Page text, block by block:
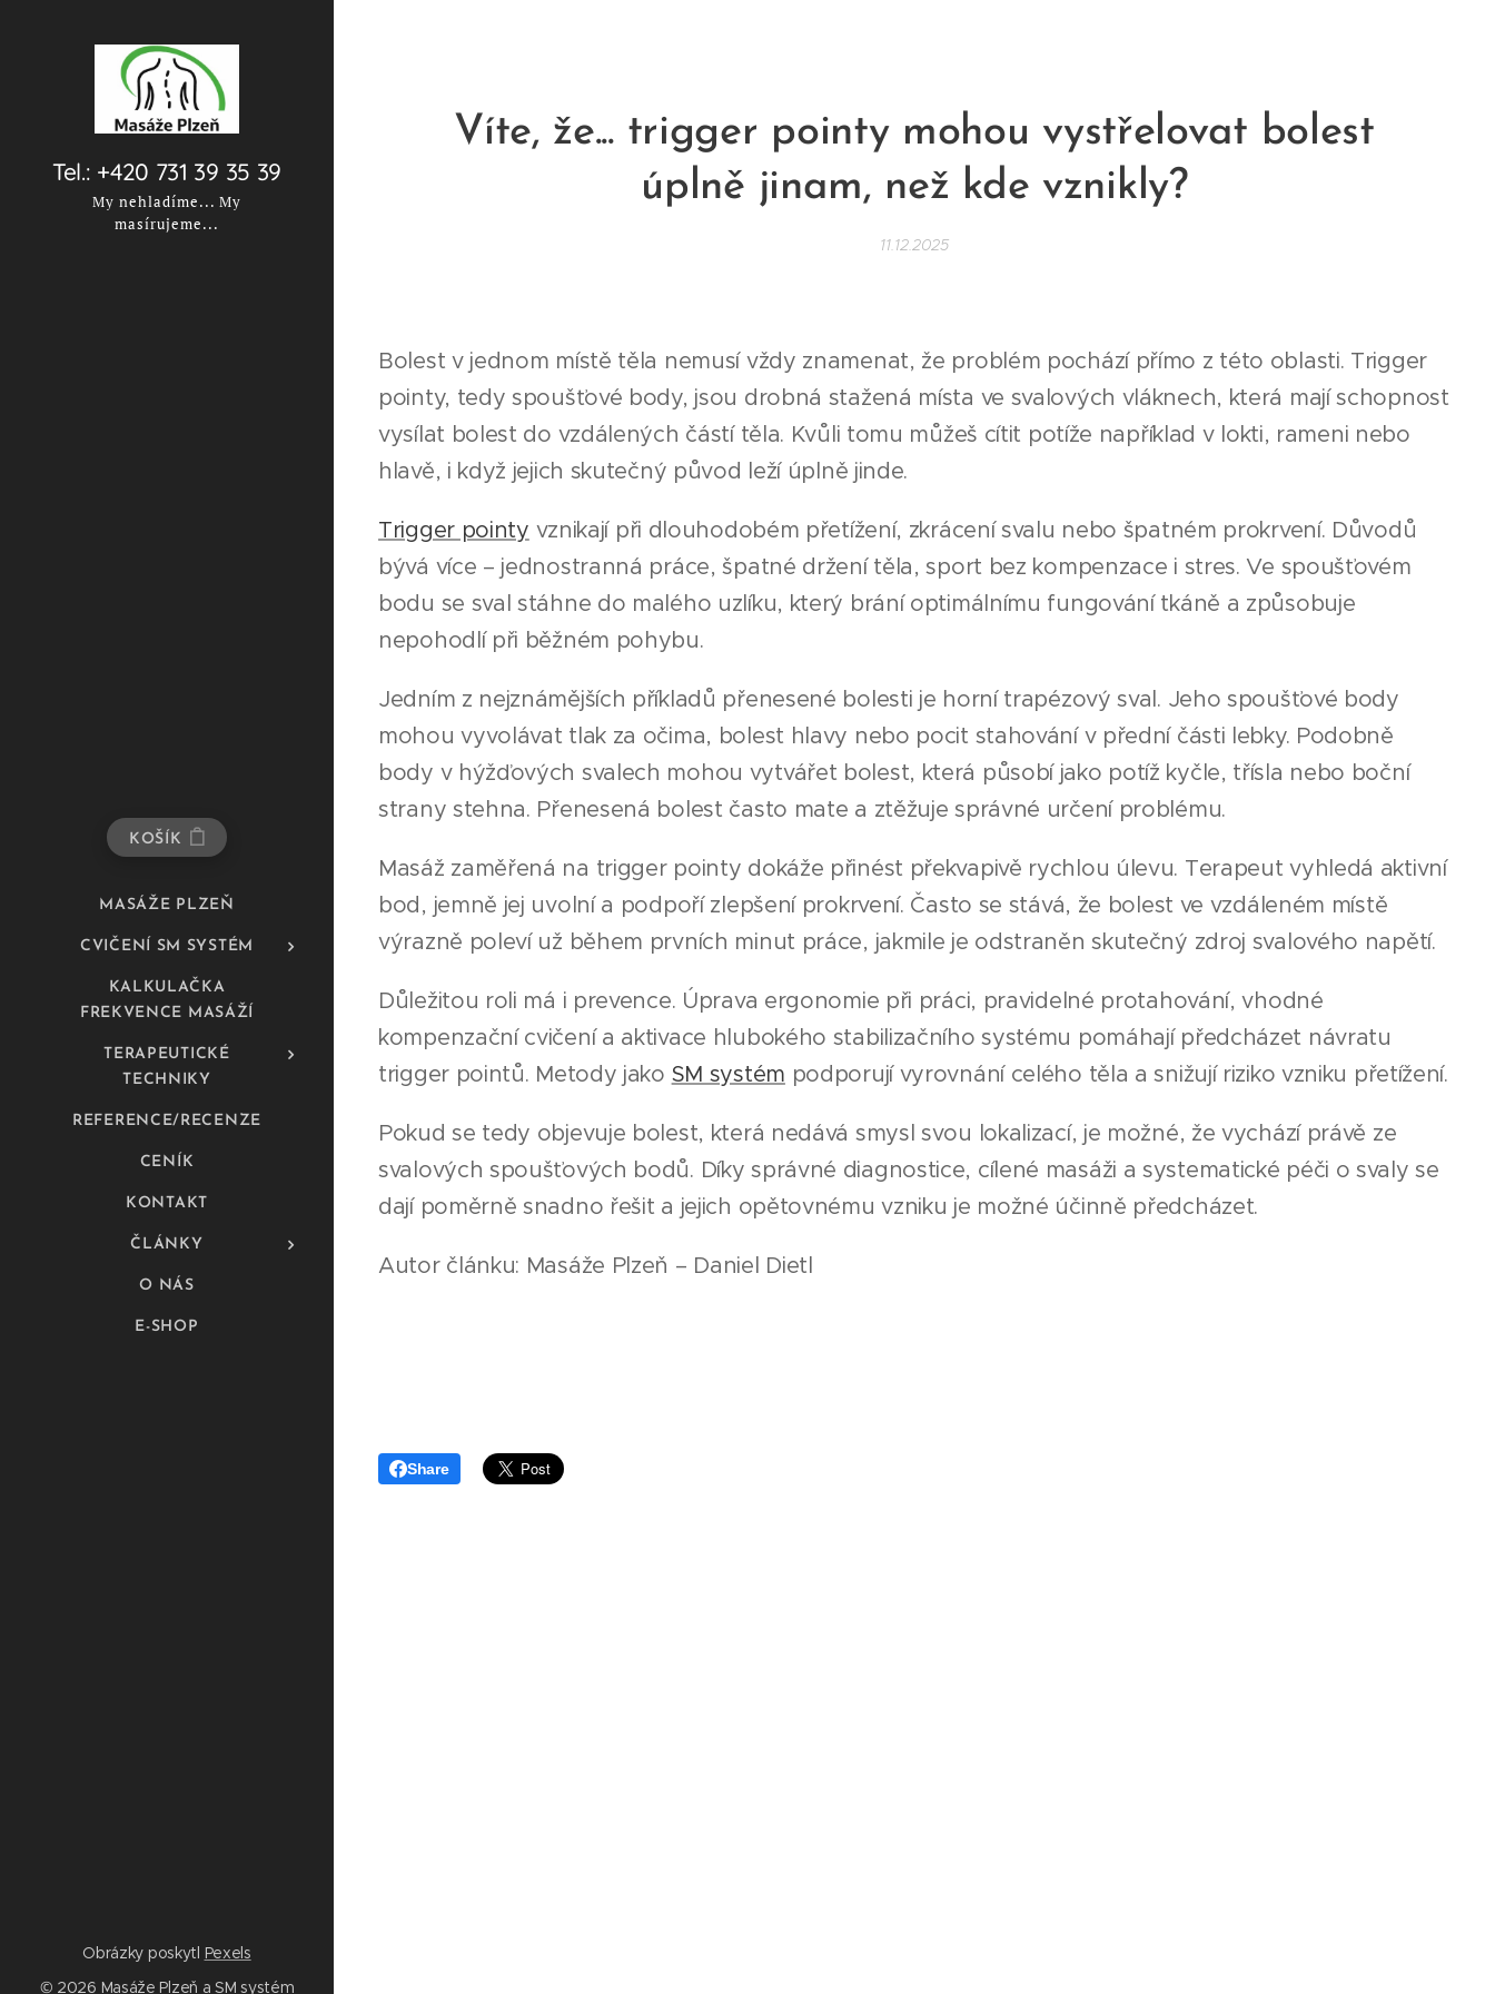
Tel.: +420 731 39 35 39
My nehladíme... My
masírujeme...
KOŠÍK
MASÁŽE PLZEŇ
CVIČENÍ SM SYSTÉM
KALKULAČKA
FREKVENCE MASÁŽÍ
TERAPEUTICKÉ
TECHNIKY
REFERENCE/RECENZE
CENÍK
KONTAKT
ČLÁNKY
O NÁS
E-SHOP
Víte, že... trigger pointy mohou vystřelovat bolest
úplně jinam, než kde vznikly?
11.12.2025
Bolest v jednom místě těla nemusí vždy znamenat, že problém pochází přímo z této oblasti. Trigger
pointy, tedy spoušťové body, jsou drobná stažená místa ve svalových vláknech, která mají schopnost
vysílat bolest do vzdálených částí těla. Kvůli tomu můžeš cítit potíže například v lokti, rameni nebo
hlavě, i když jejich skutečný původ leží úplně jinde.
Trigger pointy vznikají při dlouhodobém přetížení, zkrácení svalu nebo špatném prokrvení. Důvodů
bývá více – jednostranná práce, špatné držení těla, sport bez kompenzace i stres. Ve spoušťovém
bodu se sval stáhne do malého uzlíku, který brání optimálnímu fungování tkáně a způsobuje
nepohodlí při běžném pohybu.
Jedním z nejznámějších příkladů přenesené bolesti je horní trapézový sval. Jeho spoušťové body
mohou vyvolávat tlak za očima, bolest hlavy nebo pocit stahování v přední části lebky. Podobně
body v hýžďových svalech mohou vytvářet bolest, která působí jako potíž kyčle, třísla nebo boční
strany stehna. Přenesená bolest často mate a ztěžuje správné určení problému.
Masáž zaměřená na trigger pointy dokáže přinést překvapivě rychlou úlevu. Terapeut vyhledá aktivní
bod, jemně jej uvolní a podpoří zlepšení prokrvení. Často se stává, že bolest ve vzdáleném místě
výrazně poleví už během prvních minut práce, jakmile je odstraněn skutečný zdroj svalového napětí.
Důležitou roli má i prevence. Úprava ergonomie při práci, pravidelné protahování, vhodné
kompenzační cvičení a aktivace hlubokého stabilizačního systému pomáhají předcházet návratu
trigger pointů. Metody jako SM systém podporují vyrovnání celého těla a snižují riziko vzniku přetížení.
Pokud se tedy objevuje bolest, která nedává smysl svou lokalizací, je možné, že vychází právě ze
svalových spoušťových bodů. Díky správné diagnostice, cílené masáži a systematické péči o svaly se
dají poměrně snadno řešit a jejich opětovnému vzniku je možné účinně předcházet.
Autor článku: Masáže Plzeň – Daniel Dietl
Share
Obrázky poskytl Pexels
© 2026 Masáže Plzeň a SM systém